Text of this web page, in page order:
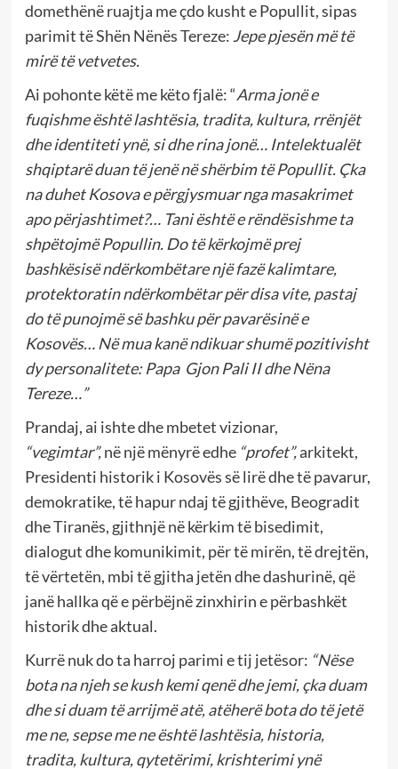
domethënë ruajtja me çdo kusht e Popullit, sipas
parimit të Shën Nënës Tereze: Jepe pjesën më të
mirë të vetvetes.
Ai pohonte këtë me këto fjalë: “Arma jonë e
fuqishme është lashtësia, tradita, kultura, rrënjët
dhe identiteti ynë, si dhe rina jonë… Intelektualët
shqiptarë duan të jenë në shërbim të Popullit. Çka
na duhet Kosova e përgjysmuar nga masakrimet
apo përjashtimet?… Tani është e rëndësishme ta
shpëtojmë Popullin. Do të kërkojmë prej
bashkësisë ndërkombëtare një fazë kalimtare,
protektoratin ndërkombëtar për disa vite, pastaj
do të punojmë së bashku për pavarësinë e
Kosovës… Në mua kanë ndikuar shumë pozitivisht
dy personalitete: Papa Gjon Pali II dhe Nëna
Tereze…”
Prandaj, ai ishte dhe mbetet vizionar,
“vegimtar”,në një mënyrë edhe “profet”,arkitekt,
Presidenti historik i Kosovës së lirë dhe të pavarur,
demokratike, të hapur ndaj të gjithëve, Beogradit
dhe Tiranës, gjithnjë në kërkim të bisedimit,
dialogut dhe komunikimit, për të mirën, të drejtën,
të vërtetën, mbi të gjitha jetën dhe dashurinë, që
janë hallka që e përbëjnë zinxhirin e përbashkët
historik dhe aktual.
Kurrë nuk do ta harroj parimi e tij jetësor: “Nëse
bota na njeh se kush kemi qenë dhe jemi, çka duam
dhe si duam të arrijmë atë, atëherë bota do të jetë
me ne, sepse me ne është lashtësia, historia,
tradita, kultura, qytetërimi, krishterimi ynë